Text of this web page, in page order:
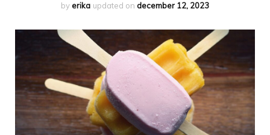
by erika updated on december 12, 2023